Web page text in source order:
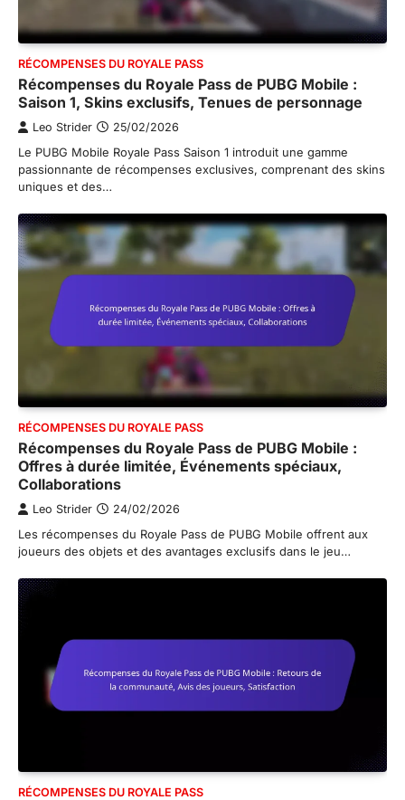
RÉCOMPENSES DU ROYALE PASS
Récompenses du Royale Pass de PUBG Mobile :
Saison 1, Skins exclusifs, Tenues de personnage
Leo Strider 25/02/2026
Le PUBG Mobile Royale Pass Saison 1 introduit une gamme
passionnante de récompenses exclusives, comprenant des skins
uniques et des…
RÉCOMPENSES DU ROYALE PASS
Récompenses du Royale Pass de PUBG Mobile :
Offres à durée limitée, Événements spéciaux,
Collaborations
Leo Strider 24/02/2026
Les récompenses du Royale Pass de PUBG Mobile offrent aux
joueurs des objets et des avantages exclusifs dans le jeu…
RÉCOMPENSES DU ROYALE PASS